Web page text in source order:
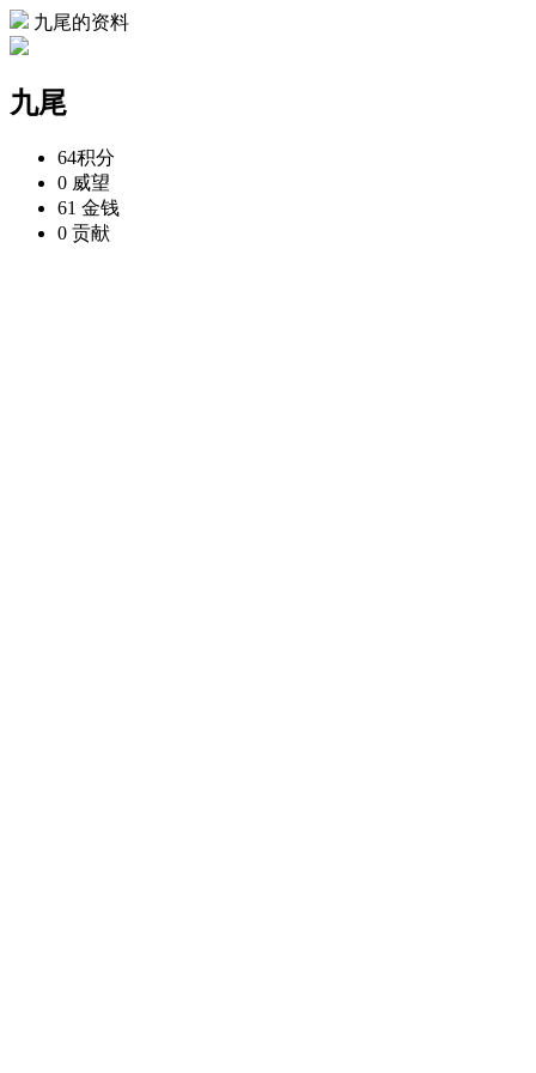
九尾的资料
九尾
64积分
0 威望
61 金钱
0 贡献